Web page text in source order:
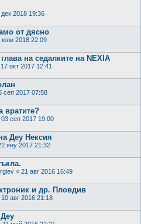
дек 2018 19:36
от дясно
юли 2018 22:09
на седалките на NEXIA
17 окт 2017 12:41
сеп 2017 07:58
вратите?
03 сеп 2017 19:00
Деу Нексия
яну 2017 21:32
« 21 авг 2016 16:49
и др. Пловдив
10 авг 2016 21:18